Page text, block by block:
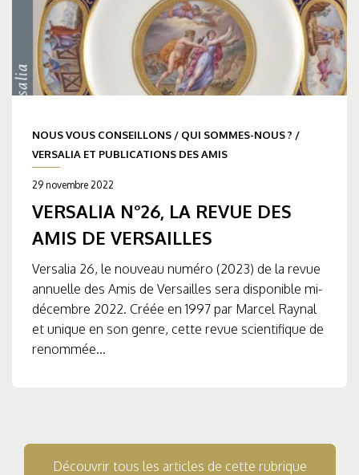
NOUS VOUS CONSEILLONS / QUI SOMMES-NOUS ? /
VERSALIA ET PUBLICATIONS DES AMIS
29 novembre 2022
VERSALIA N°26, LA REVUE DES
AMIS DE VERSAILLES
Versalia 26, le nouveau numéro (2023) de la revue
annuelle des Amis de Versailles sera disponible mi-
décembre 2022. Créée en 1997 par Marcel Raynal
et unique en son genre, cette revue scientifique de
renommée...
Découvrir tous les articles de cette rubrique